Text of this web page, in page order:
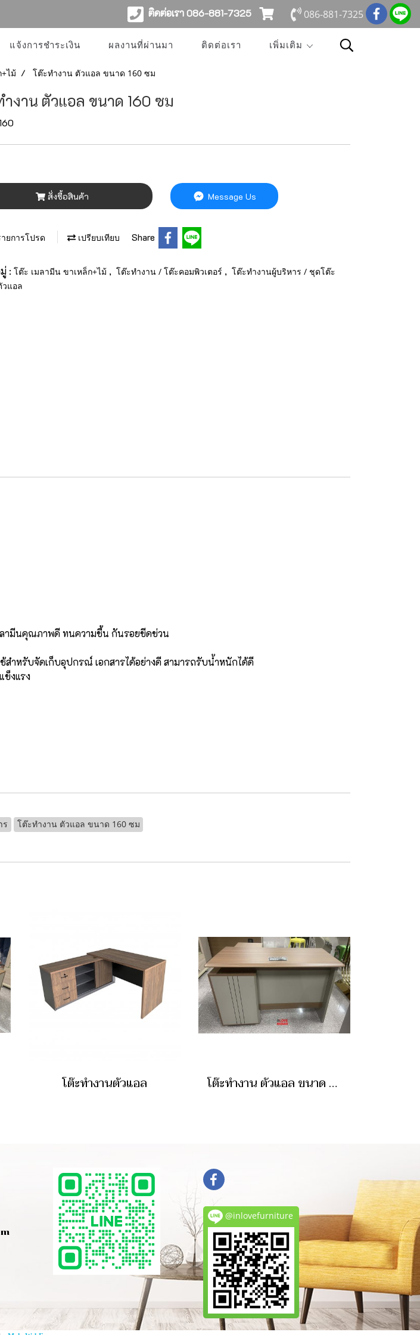
ติดต่อเรา 086-881-7325 086-881-7325
แจ้งการชำระเงิน ผลงานที่ผ่านมา ติดต่อเรา เพิ่มเติม
ไม้ โต๊ะทำงาน ตัวแอล ขนาด 160 ซม
ำงาน ตัวแอล ขนาด 160 ซม
สั่งซื้อสินค้า Message Us
ายการโปรด เปรียบเทียบ Share
: โต๊ะ เมลามีน ขาเหล็ก+ไม้ , โต๊ะทำงาน / โต๊ะคอมพิวเตอร์ , โต๊ะทำงานผู้บริหาร / ชุดโต๊ะ
แอล
ลามีนคุณภาพดี ทนความชื้น กันรอยขีดข่วน
ำหรับจัดเก็บอุปกรณ์ เอกสารได้อย่างดี สามารถรับน้ำหนักได้ดี
ข็งแรง
ร โต๊ะทำงาน ตัวแอล ขนาด 160 ซม
โต๊ะทำงานตัวแอล โต๊ะทำงาน ตัวแอล ขนาด 120 ซม
@inlovefurniture